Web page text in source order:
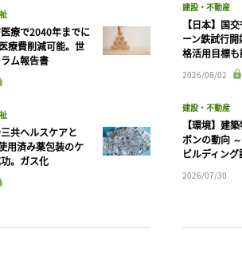
医療で2040年までに
療費削減可能。世
ム報告書
三共ヘルスケアと
用済み薬包装のケ
。ガス化
建設・不動産
【日本】国
ーン鉄試行
格活用目標も
2026/08/02
建設・不動産
【環境】建
ボンの動向
ビルディン
2026/07/30